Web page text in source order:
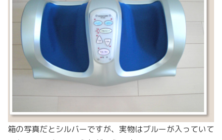
箱の写真だとシルバーですが、実物はブルーが入っていて